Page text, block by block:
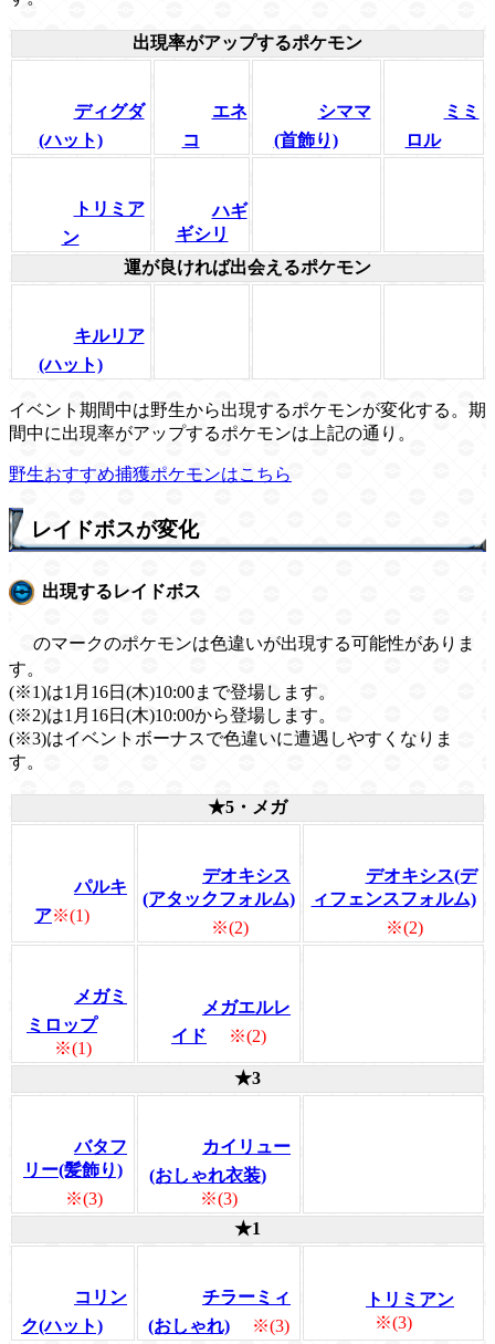
出現率がアップするポケモン
ディグダ
(ハット)
エネ
コ
シママ
(首飾り)
ミミ
ロル
トリミア
ン
ハギ
ギシリ
運が良ければ出会えるポケモン
キルリア
(ハット)
イベント期間中は野生から出現するポケモンが変化する。期
間中に出現率がアップするポケモンは上記の通り。
野生おすすめ捕獲ポケモンはこちら
レイドボスが変化
出現するレイドボス
のマークのポケモンは色違いが出現する可能性がありま
す。
(※1)は1月16日(木)10:00まで登場します。
(※2)は1月16日(木)10:00から登場します。
(※3)はイベントボーナスで色違いに遭遇しやすくなりま
す。
★5・メガ
パルキ
ア※(1)
デオキシス
(アタックフォルム)
※(2)
デオキシス(デ
ィフェンスフォルム)
※(2)
メガミ
ミロップ
※(1)
メガエルレ
イド
※(2)
★3
バタフ
リー(髪飾り)
※(3)
カイリュー
(おしゃれ衣装)
※(3)
★1
コリン
ク(ハット)
チラーミィ
(おしゃれ)
※(3)
トリミアン
※(3)